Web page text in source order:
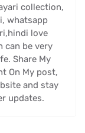
collection,
whatsapp
love
can be very
Share My
On My post,
and stay
updates.